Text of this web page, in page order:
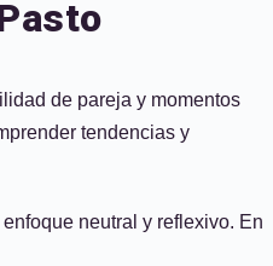
de pareja y momentos
tendencias y
neutral y reflexivo. En